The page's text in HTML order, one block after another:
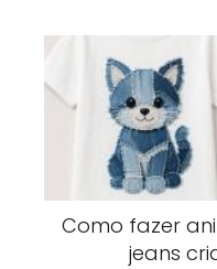
Como fazer
jeans